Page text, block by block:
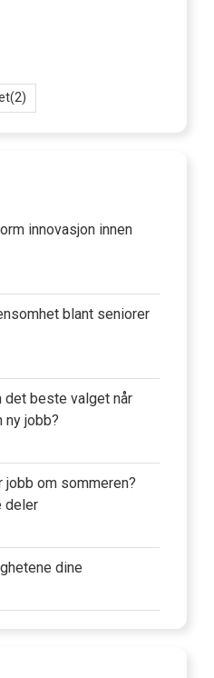
(2)
innovasjon innen
blant seniorer
beste valget når
ny jobb?
jobb om sommeren?
deler
dine